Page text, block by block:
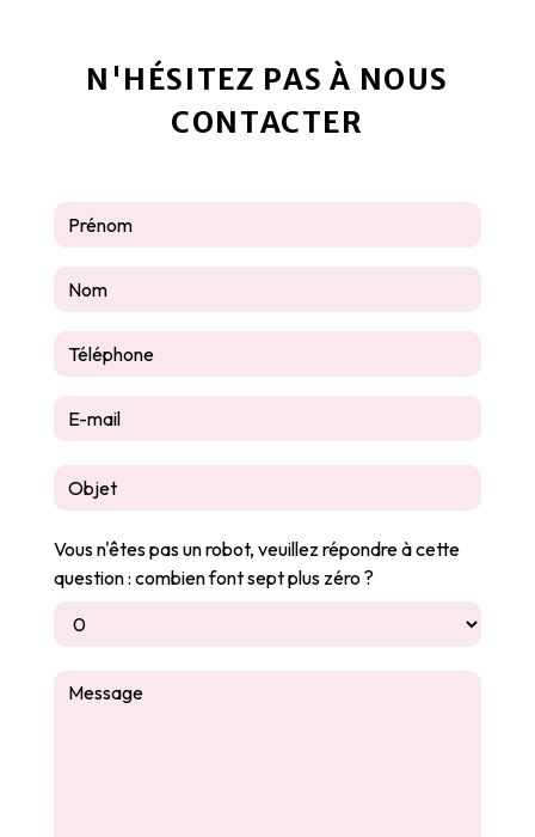
N'HÉSITEZ PAS À NOUS
CONTACTER
Vous n'êtes pas un robot, veuillez répondre à cette
question : combien font sept plus zéro ?